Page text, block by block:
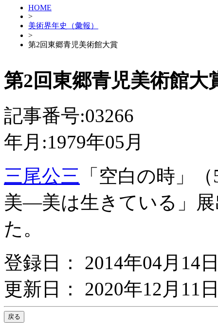
HOME
>
美術界年史（彙報）
>
第2回東郷青児美術館大賞
第2回東郷青児美術館大
記事番号:03266
年月:1979年05月
三尾公三 「空白の時」
美―美は生きている」
た。
登録日： 2014年04月14
更新日： 2020年12月11